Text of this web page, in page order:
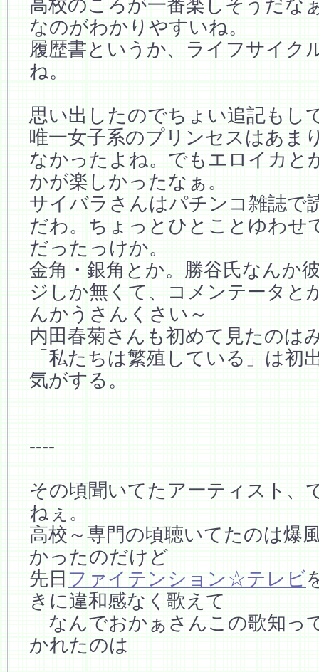
なのがわかりやすいね。
履歴書というか、ライフサイク
ね。
思い出したのでちょい追記もし
唯一女子系のプリンセスはあま
なかったよね。でもエロイカと
かが楽しかったなぁ。
サイバラさんはパチンコ雑誌で
だわ。ちょっとひとことゆわせ
だったっけか。
金角・銀角とか。勝谷氏なんか
ジしか無くて、コメンテータと
んかうさんくさい～
内田春菊さんも初めて見たのは
「私たちは繁殖している」は初
気がする。
----
その頃聞いてたアーティスト、
ねぇ。
高校～専門の頃聴いてたのは爆
かったのだけど
先日 ファイテンション☆テレビ
きに違和感なく歌えて
「なんでおかぁさんこの歌知っ
かれたのは